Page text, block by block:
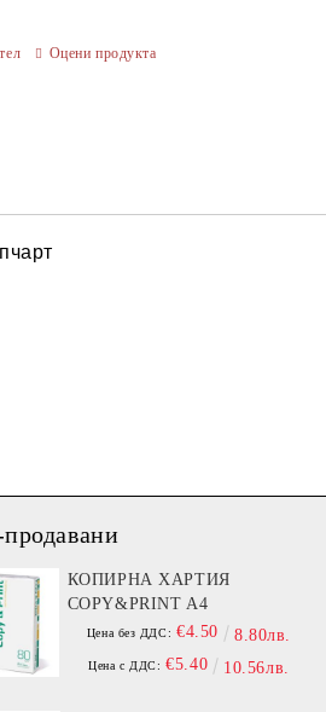
Оцени продукта
КОПИРНА ХАРТИЯ
COPY&PRINT A4
Цена без ДДС: €4.50 8.80лв.
Цена с ДДС: €5.40 10.56лв.